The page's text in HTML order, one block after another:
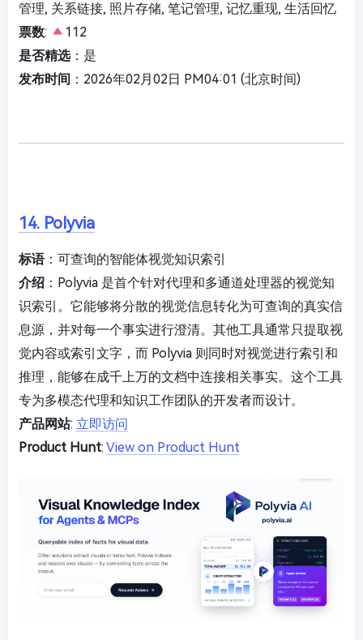
管理, 关系链接, 照片存储, 笔记管理, 记忆重现, 生活回忆
票数:
112
是否精选：是
发布时间 ：2026年02月02日 PM04:01 (北京时间)
14. Polyvia
标语：可查询的智能体视觉知识索引
介绍 ：Polyvia 是首个针对代理和多通道处理器的视觉知
识索引。它能够将分散的视觉信息转化为可查询的真实信
息源，并对每一个事实进行澄清。其他工具通常只提取视
觉内容或索引文字，而 Polyvia 则同时对视觉进行索引和
推理，能够在成千上万的文档中连接相关事实。这个工具
专为多模态代理和知识工作团队的开发者而设计。
产品网站: 立即访问
Product Hunt: View on Product Hunt